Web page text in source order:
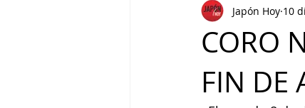
CORO
FIN DE
Japón Hoy 10